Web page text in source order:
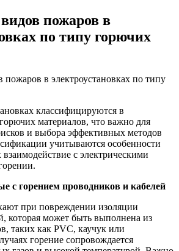
пожаров в
по типу горючих
классифицируются в
материалов, что важно для
и выбора эффективных методов
учитываются особенности
с электрическими
с горением проводников и кабелей
при повреждении изоляции
которая может быть выполнена из
таких как PVC, каучук или
горение сопровождается